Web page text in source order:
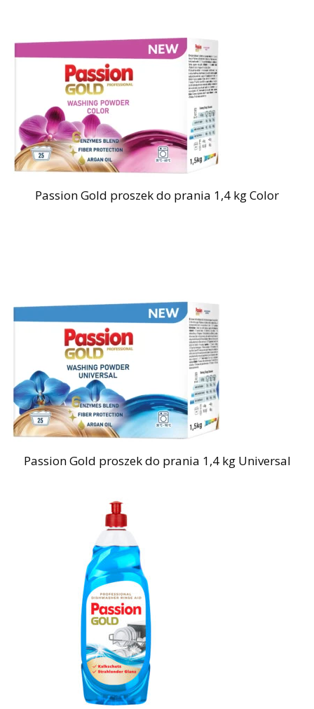
Passion Gold proszek do prania 1,4 kg Color
Passion Gold proszek do prania 1,4 kg Universal